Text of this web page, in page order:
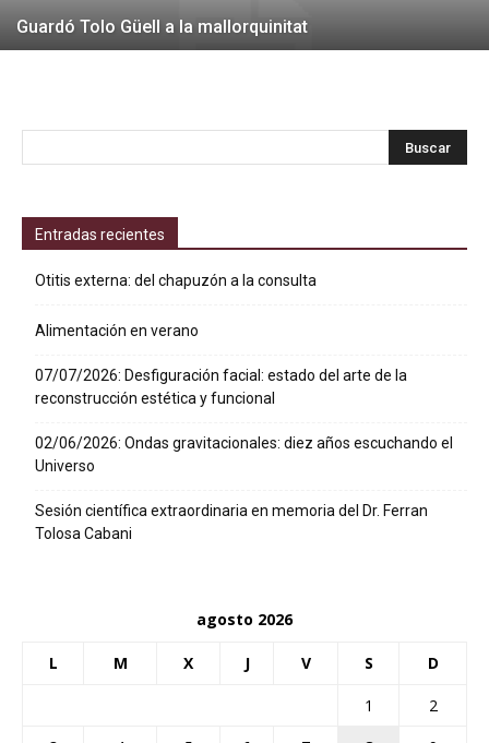
Guardó Tolo Güell a la mallorquinitat
Entradas recientes
Otitis externa: del chapuzón a la consulta
Alimentación en verano
07/07/2026: Desfiguración facial: estado del arte de la
reconstrucción estética y funcional
02/06/2026: Ondas gravitacionales: diez años escuchando el
Universo
Sesión científica extraordinaria en memoria del Dr. Ferran
Tolosa Cabani
agosto 2026
L M X J V S D
1
2